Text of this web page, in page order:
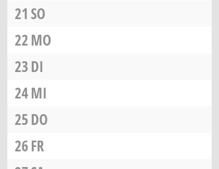
21 SO
22MO
23DI
24MI
25DO
26FR